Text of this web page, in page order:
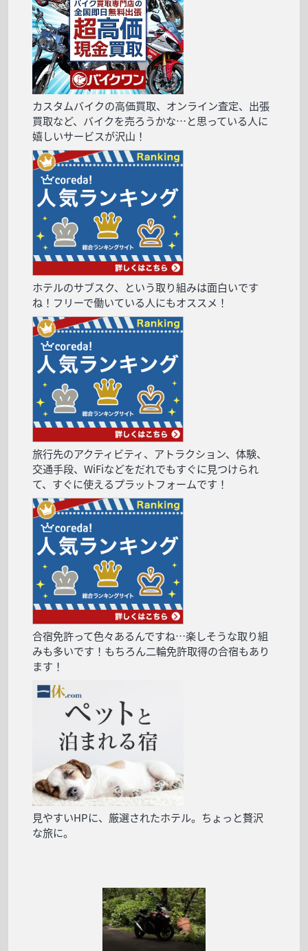
カスタムバイクの高価買取、オンライン査定、出張
買取など、バイクを売ろうかな…と思っている人に
嬉しいサービスが沢山！
ホテルのサブスク、という取り組みは面白いです
ね！フリーで働いている人にもオススメ！
旅行先のアクティビティ、アトラクション、体験、
交通手段、WiFiなどをだれでもすぐに見つけられ
て、すぐに使えるプラットフォームです！
合宿免許って色々あるんですね…楽しそうな取り組
みも多いです！もちろん二輪免許取得の合宿もあり
ます！
見やすいHPに、厳選されたホテル。ちょっと贅沢
な旅に。